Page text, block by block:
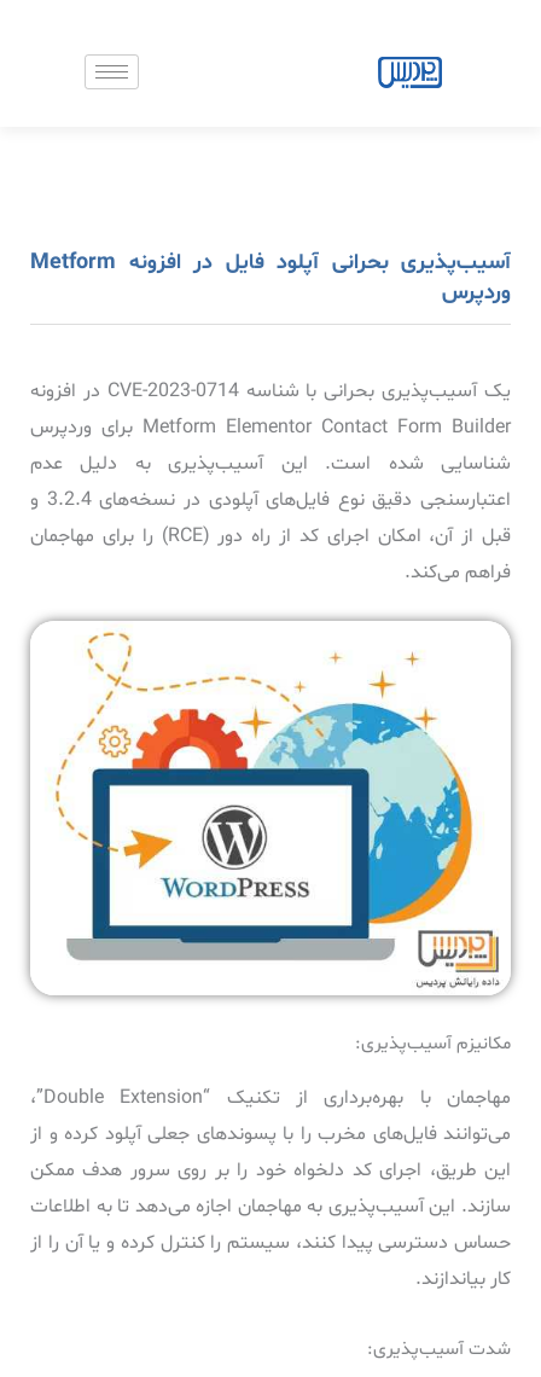
آسیب‌پذیری بحرانی آپلود فایل در افزونه Metform
وردپرس
یک آسیب‌پذیری بحرانی با شناسه CVE-2023-0714 در افزونه
Metform Elementor Contact Form Builder برای وردپرس
شناسایی شده است. این آسیب‌پذیری به دلیل عدم
اعتبارسنجی دقیق نوع فایل‌های آپلودی در نسخه‌های 3.2.4 و
قبل از آن، امکان اجرای کد از راه دور (RCE) را برای مهاجمان
فراهم می‌کند.
مکانیزم آسیب‌پذیری:
مهاجمان با بهره‌برداری از تکنیک “Double Extension”،
می‌توانند فایل‌های مخرب را با پسوندهای جعلی آپلود کرده و از
این طریق، اجرای کد دلخواه خود را بر روی سرور هدف ممکن
سازند. این آسیب‌پذیری به مهاجمان اجازه می‌دهد تا به اطلاعات
حساس دسترسی پیدا کنند، سیستم را کنترل کرده و یا آن را از
کار بیاندازند.
شدت آسیب‌پذیری: